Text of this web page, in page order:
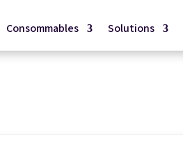
Consommables Solutions